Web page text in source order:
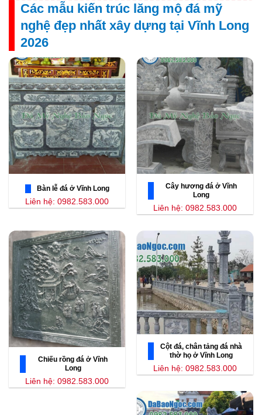
Các mẫu kiến trúc lăng mộ đá mỹ
nghệ đẹp nhất xây dựng tại Vĩnh Long
2026
Bàn lễ đá ở Vĩnh Long
Liên hệ: 0982.583.000
Cây hương đá ở Vĩnh
Long
Liên hệ: 0982.583.000
Chiếu rồng đá ở Vĩnh
Long
Liên hệ: 0982.583.000
Cột đá, chân tảng đá nhà
thờ họ ở Vĩnh Long
Liên hệ: 0982.583.000